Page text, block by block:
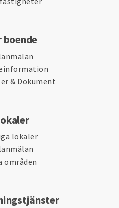
boende
& Dokument
lokaler
områden